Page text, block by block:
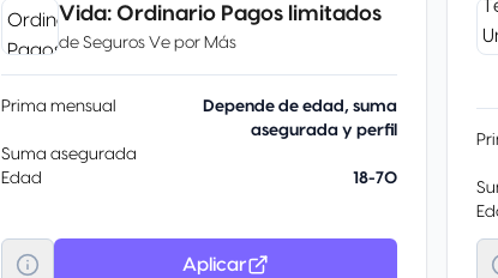
Vida: Ordinario Pagos limitados
de Seguros Ve por Más
Prima mensual
Depende de edad, suma
asegurada y perfil
Suma asegurada
Edad
18-70
Aplicar